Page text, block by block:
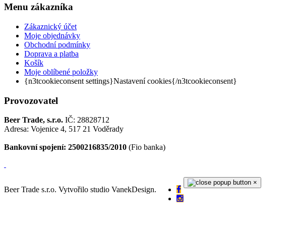
Menu zákazníka
Zákaznický účet
Moje objednávky
Obchodní podmínky
Doprava a platba
Košík
Moje oblíbené položky
{n3tcookieconsent settings}Nastavení cookies{/n3tcookieconsent}
Provozovatel
Beer Trade, s.r.o. IČ: 28828712
Adresa: Vojenice 4, 517 21 Voděrady
Bankovní spojení: 2500216835/2010 (Fio banka)
Beer Trade s.r.o. Vytvořilo studio VanekDesign.
×